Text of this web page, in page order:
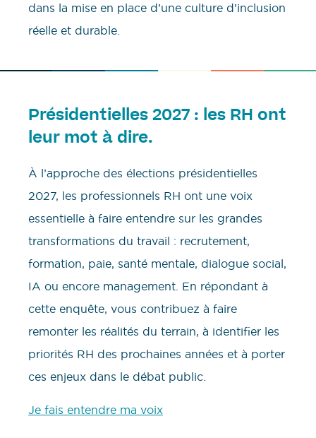
dans la mise en place d’une culture d’inclusion
réelle et durable.
Présidentielles 2027 : les RH ont
leur mot à dire.
À l’approche des élections présidentielles
2027, les professionnels RH ont une voix
essentielle à faire entendre sur les grandes
transformations du travail : recrutement,
formation, paie, santé mentale, dialogue social,
IA ou encore management. En répondant à
cette enquête, vous contribuez à faire
remonter les réalités du terrain, à identifier les
priorités RH des prochaines années et à porter
ces enjeux dans le débat public.
Je fais entendre ma voix